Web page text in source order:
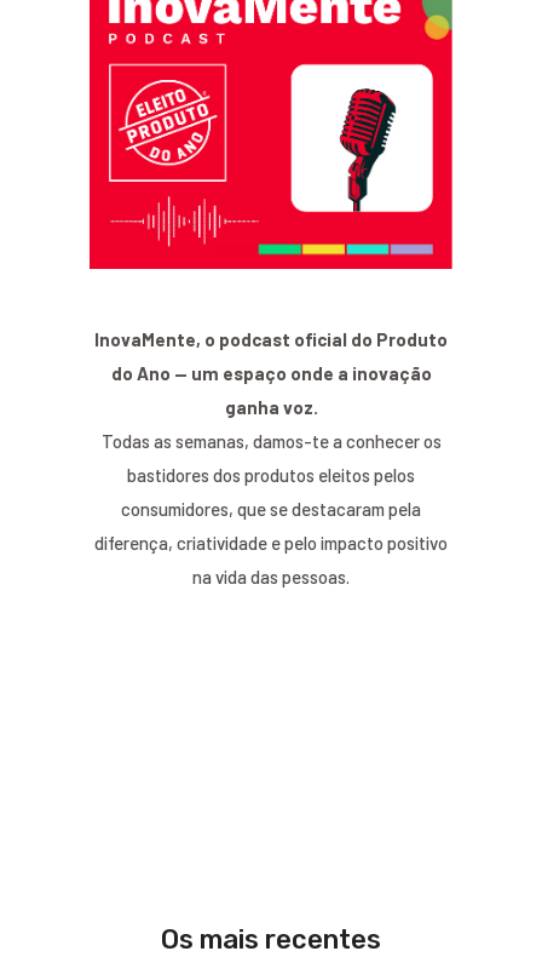
InovaMente, o podcast oficial do Produto
do Ano — um espaço onde a inovação
ganha voz.
Todas as semanas, damos-te a conhecer os
bastidores dos produtos eleitos pelos
consumidores, que se destacaram pela
diferença, criatividade e pelo impacto positivo
na vida das pessoas.
Os mais recentes